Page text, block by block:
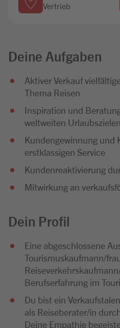
Vertrieb
Deine Aufgaben
Aktiver Verkauf
Thema Reisen
Inspiration und
weltweiten Urlaubszielen
Kundengewinnung und
erstklassigen Service
Kundenreaktivierung
Mitwirkung an
Dein Profil
Eine abgeschlossene
Tourismuskaufmann/
Berufserfahrung im
Du bist ein
als Reiseberater/in
Deine Empathie